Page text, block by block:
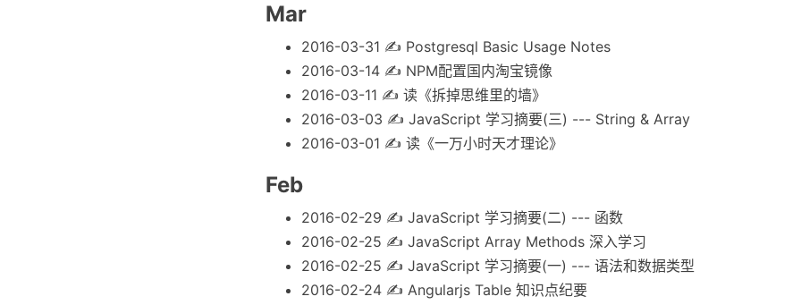
Mar
2016-03-31 ✍ Postgresql Basic Usage Notes
2016-03-14 ✍ NPM配置国内淘宝镜像
2016-03-11 ✍ 读《拆掉思维里的墙》
2016-03-03 ✍ JavaScript 学习摘要(三) --- String & Array
2016-03-01 ✍ 读《一万小时天才理论》
Feb
2016-02-29 ✍ JavaScript 学习摘要(二) --- 函数
2016-02-25 ✍ JavaScript Array Methods 深入学习
2016-02-25 ✍ JavaScript 学习摘要(一) --- 语法和数据类型
2016-02-24 ✍ Angularjs Table 知识点纪要